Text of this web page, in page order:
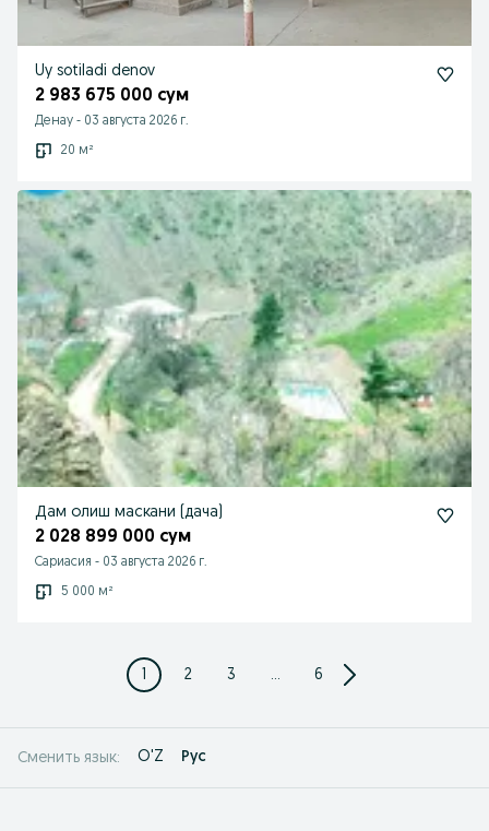
Uy sotiladi denov
2 983 675 000 сум
Денау - 03 августа 2026 г.
20 м²
Дам олиш маскани (дача)
2 028 899 000 сум
Сариасия - 03 августа 2026 г.
5 000 м²
1 2 3 ... 6
Сменить язык: O'Z Рус